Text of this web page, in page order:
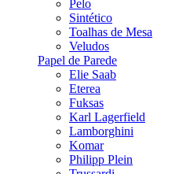
Pelo
Sintético
Toalhas de Mesa
Veludos
Papel de Parede
Elie Saab
Eterea
Fuksas
Karl Lagerfield
Lamborghini
Komar
Philipp Plein